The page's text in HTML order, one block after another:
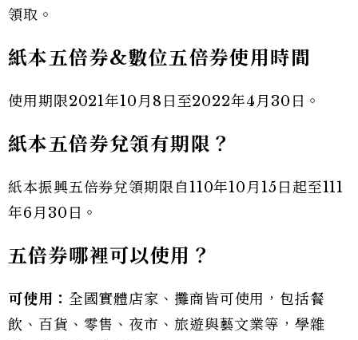
領取。
紙本五倍券&數位五倍券使用時間
使用期限2021年10月8日至2022年4月30日。
紙本五倍券兌領有期限？
紙本振興五倍券兌領期限自110年10月15日起至111
年6月30日。
五倍券哪裡可以使用？
可使用： 全國實體店家、攤商皆可使用，包括餐
飲、百貨、零售、夜市、旅遊與藝文業等，學雜